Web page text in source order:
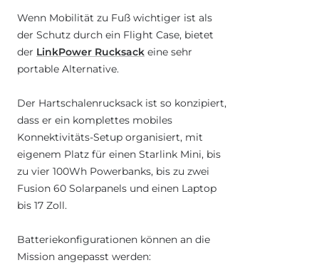
Wenn Mobilität zu Fuß wichtiger ist als
der Schutz durch ein Flight Case, bietet
der LinkPower Rucksack eine sehr
portable Alternative.
Der Hartschalenrucksack ist so konzipiert,
dass er ein komplettes mobiles
Konnektivitäts-Setup organisiert, mit
eigenem Platz für einen Starlink Mini, bis
zu vier 100Wh Powerbanks, bis zu zwei
Fusion 60 Solarpanels und einen Laptop
bis 17 Zoll.
Batteriekonfigurationen können an die
Mission angepasst werden: